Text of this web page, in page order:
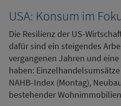
USA: Konsum im
Die Resilienz der US-
dafür sind ein steigendes
vergangenen Jahren und
haben:
NAHB-Index (Montag),
bestehender